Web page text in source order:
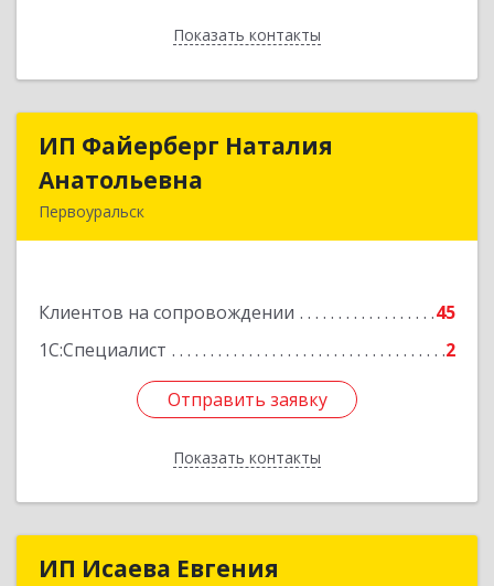
Показать контакты
Назад
ИП Файерберг Наталия
Анатольевна
Первоуральск
Клиентов на сопровождении
45
1С:Специалист
2
Отправить заявку
Показать контакты
ИП Файерберг Наталия
Подробнее
Отправить заявку
Назад
ИП Исаева ЕвгенияИП Исаева Евгения